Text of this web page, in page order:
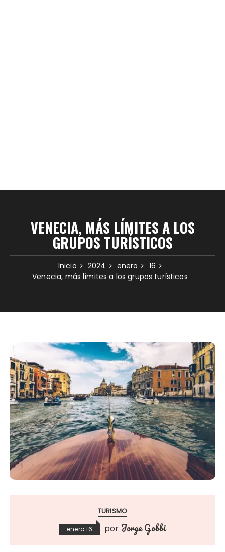
VENECIA, MÁS LÍMITES A LOS
GRUPOS TURÍSTICOS
Inicio 2024 enero
16
Venecia, más límites a los grupos turísticos
TURISMO
enero 16 por Jorge Gobbi